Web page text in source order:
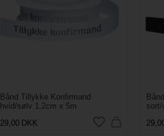
Bånd Tillykke Konfirmand
hvid/sølv 1,2cm x 5m
29,00 DKK